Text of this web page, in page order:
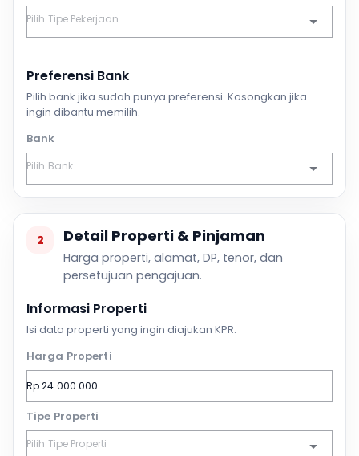
Preferensi Bank
Pilih bank jika sudah punya preferensi. Kosongkan jika
ingin dibantu memilih.
Bank
2 Detail Properti & Pinjaman
Harga properti, alamat, DP, tenor, dan
persetujuan pengajuan.
Informasi Properti
Isi data properti yang ingin diajukan KPR.
Harga Properti
Tipe Properti